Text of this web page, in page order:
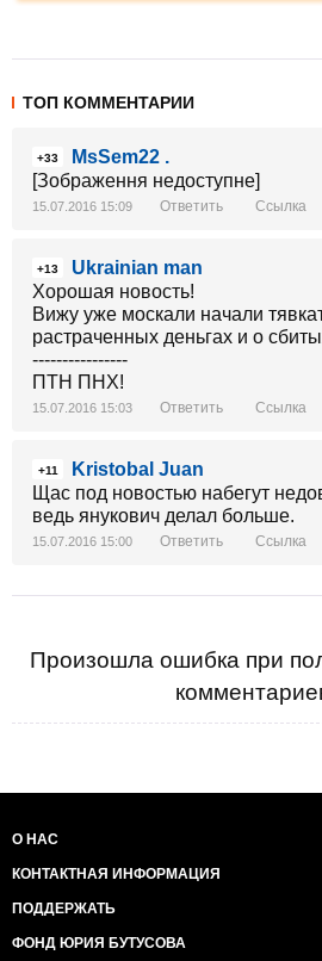
ТОП КОММЕНТАРИИ
+33
MsSem22 .
[Зображення недоступне]
15.07.2016 15:09 Ответить Ссылка
+13
Ukrainian man
Хорошая новость!
Вижу уже москали начали
растраченных деньгах и о
----------------
ПТН ПНХ!
15.07.2016 15:03 Ответить Ссылка
+11
Kristobal Juan
Щас под новостью набегут
ведь янукович делал больше.
15.07.2016 15:00 Ответить Ссылка
Произошла ошибка при
О НАС
КОНТАКТНАЯ ИНФОРМАЦИЯ
ПОДДЕРЖАТЬ
ФОНД ЮРИЯ БУТУСОВА